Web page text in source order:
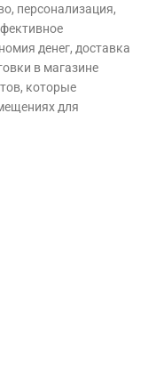
персонализация,
денег, доставка
в магазине
которые
для